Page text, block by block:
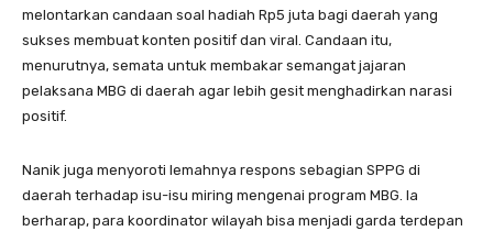
melontarkan candaan soal hadiah Rp5 juta bagi daerah yang
sukses membuat konten positif dan viral. Candaan itu,
menurutnya, semata untuk membakar semangat jajaran
pelaksana MBG di daerah agar lebih gesit menghadirkan narasi
positif.
Nanik juga menyoroti lemahnya respons sebagian SPPG di
daerah terhadap isu-isu miring mengenai program MBG. Ia
berharap, para koordinator wilayah bisa menjadi garda terdepan